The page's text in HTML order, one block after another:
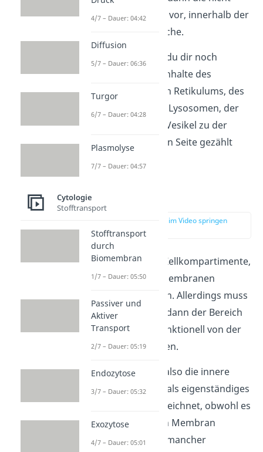
plasmatische Seite vor, innerhalb der
Zelle die plasmatische.
Außerdem kannst du dir noch
merken, dass die Inhalte des
Endoplasmatischen Retikulums, des
Golgi-Apparat, der Lysosomen, der
Vakuolen und der Vesikel zu der
nicht plasmatischen Seite gezählt
Sonderfälle
zur Stelle im Video springen
(02:20)
Es gibt aber auch Zellkompartimente,
dienichtvon Zellmembranen
abgegrenzt werden. Allerdings muss
sich in diesem Fall dann der Bereich
strukturell oder funktionell von der
Umgebung abheben.
DasCytoplasma
, also die innere
Zellsubstanz, wird als eigenständiges
Kompartiment bezeichnet, obwohl es
von keiner eigenen Membran
umgeben ist. Laut mancher
4/7 – Dauer: 04:42
Diffusion
5/7 – Dauer: 06:36
Turgor
6/7 – Dauer: 04:28
Plasmolyse
7/7 – Dauer: 04:57
Cytologie
Stofftransport
Stofftransport
durch
Biomembran
1/7 – Dauer: 05:50
Passiver und
Aktiver
Transport
2/7 – Dauer: 05:19
Endozytose
3/7 – Dauer: 05:32
Exozytose
4/7 – Dauer: 05:01